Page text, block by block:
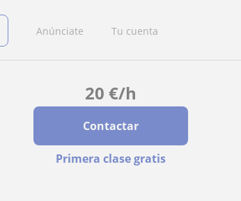
Anúnciate Tu cuenta
20 €/h
Contactar
Primera clase gratis